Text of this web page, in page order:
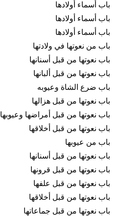
باب أسماء أولادها
باب أسماء أولادها
باب أسماء أولادها
باب من نعوتها في ولادتها
باب نعوتها من قبل أسنانها
باب نعوتها من قبل ألبانها
باب ضرع الشاة وعيوبه
باب نعوتها من قبل هزالها
باب نعوتها من قبل أمراضها وعيوبها
باب نعوتها من قبل أخلاقها
باب من عيوبها
باب نعوتها من قبل أسنانها
باب نعوتها من قبل قرونها
باب نعوتها من قبل علفها
باب نعوتها من قبل أخلاقها
باب نعوتها من قبل جماعاتها